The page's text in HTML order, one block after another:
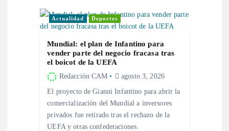
Actualidad Deportes
Mundial: el plan de Infantino para
vender parte del negocio fracasa tras
el boicot de la UEFA
Redacción CAM agosto 3, 2026
El proyecto de Gianni Infantino para abrir la
comercialización del Mundial a inversores
privados fue retirado tras el rechazo de la
UEFA y otras confederaciones.